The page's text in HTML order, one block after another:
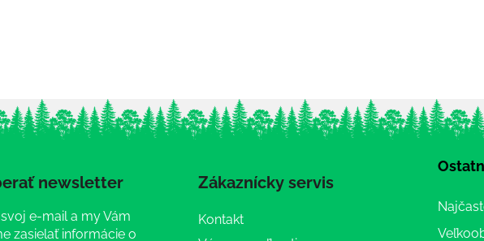
newsletter
e-mail a my Vám
zasielať informácie o
Zákaznícky servis
Kontakt